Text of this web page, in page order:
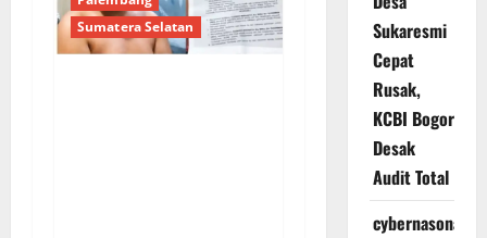
Sumatera Selatan
Sukaresmi
Cepat
Rusak,
KCBI Bogor
Desak
Audit Total
cybernasonal